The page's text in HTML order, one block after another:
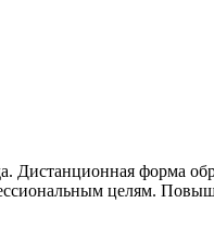
Дистанционная форма
целям.